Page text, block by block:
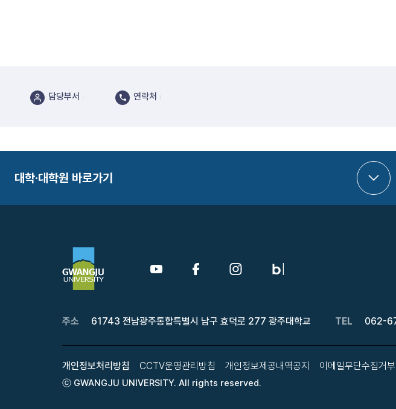
담당부서 연락처
대학·대학원 바로가기
주소 61743 전남광주통합특별시 남구 효덕로 277 광주대학교 TEL 062-
개인정보처리방침 CCTV운영관리방침 개인정보제공내역공지 이메일무단수집거부
ⓒ GWANGJU UNIVERSITY. All rights reserved.